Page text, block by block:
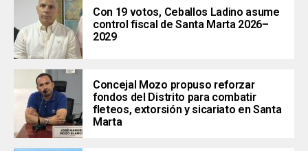
Con 19 votos, Ceballos Ladino asume
control fiscal de Santa Marta 2026–
2029
Concejal Mozo propuso reforzar
fondos del Distrito para combatir
fleteos, extorsión y sicariato en Santa
Marta